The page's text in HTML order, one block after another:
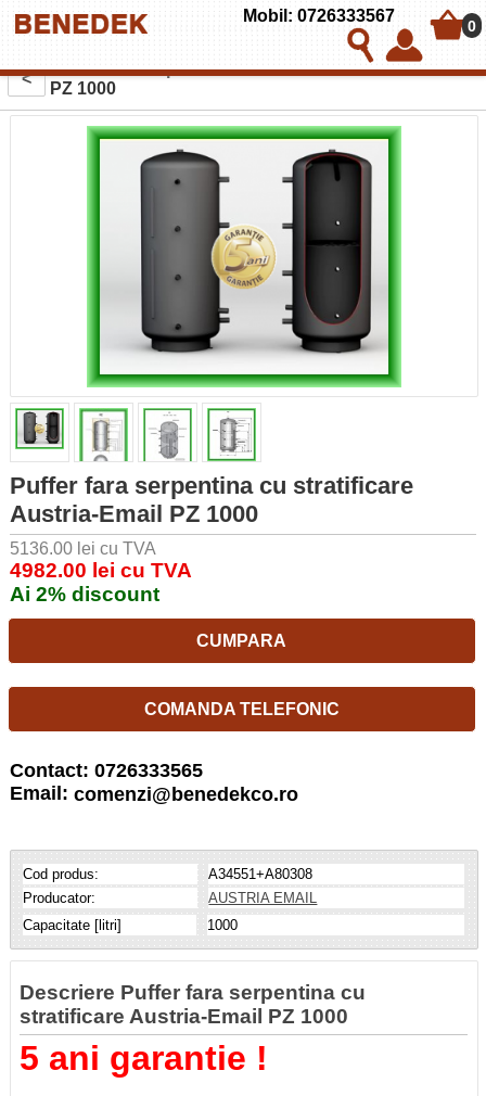
Mobil: 0726333567
0
<
Puffer fara serpentina cu stratificare Austria-Email
PZ 1000
Puffer fara serpentina cu stratificare
Austria-Email PZ 1000
5136.00 lei cu TVA
4982.00 lei cu TVA
Ai 2% discount
CUMPARA
COMANDA TELEFONIC
Contact: 0726333565
Email: comenzi@benedekco.ro
Cod produs:
A34551+A80308
Producator:
AUSTRIA EMAIL
Capacitate [litri]
1000
Descriere Puffer fara serpentina cu
stratificare Austria-Email PZ 1000
5 ani garantie !